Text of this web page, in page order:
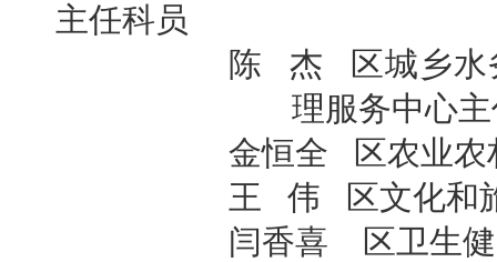
主任科员
陈 杰 区城乡水务局
理服务中心
金恒全 区农业农村
王 伟 区文化和旅游
闫香喜
区卫生